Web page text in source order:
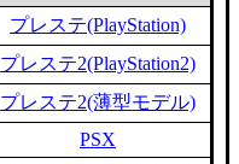
プレステ(PlayStation)
プレステ2(PlayStation2)
プレステ2(薄型モデル)
PSX